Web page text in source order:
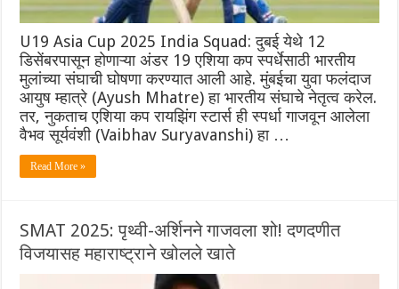
U19 Asia Cup 2025 India Squad: दुबई येथे 12
डिसेंबरपासून होणाऱ्या अंडर 19 एशिया कप स्पर्धेसाठी भारतीय
मुलांच्या संघाची घोषणा करण्यात आली आहे. मुंबईचा युवा फलंदाज
आयुष म्हात्रे (Ayush Mhatre) हा भारतीय संघाचे नेतृत्व करेल.
तर, नुकताच एशिया कप रायझिंग स्टार्स ही स्पर्धा गाजवून आलेला
वैभव सूर्यवंशी (Vaibhav Suryavanshi) हा …
Read More »
SMAT 2025: पृथ्वी-अर्शिनने गाजवला शो! दणदणीत
विजयासह महाराष्ट्राने खोलले खाते